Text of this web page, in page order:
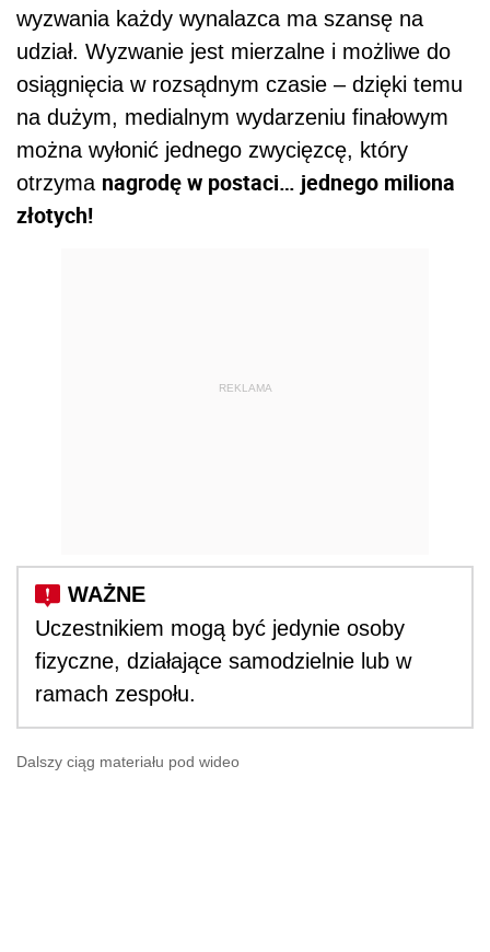
wyzwania każdy wynalazca ma szansę na
udział. Wyzwanie jest mierzalne i możliwe do
osiągnięcia w rozsądnym czasie – dzięki temu
na dużym, medialnym wydarzeniu finałowym
można wyłonić jednego zwycięzcę, który
otrzyma nagrodę w postaci… jednego miliona
złotych!
REKLAMA
Uczestnikiem mogą być jedynie osoby
fizyczne, działające samodzielnie lub w
ramach zespołu.
Dalszy ciąg materiału pod wideo